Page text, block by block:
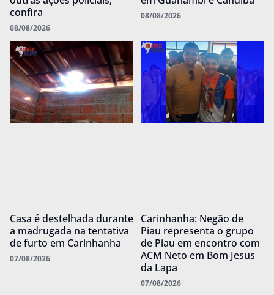
confira
08/08/2026
08/08/2026
Casa é destelhada durante
a madrugada na tentativa
de furto em Carinhanha
07/08/2026
Carinhanha: Negão de
Piau representa o grupo
de Piau em encontro com
ACM Neto em Bom Jesus
da Lapa
07/08/2026